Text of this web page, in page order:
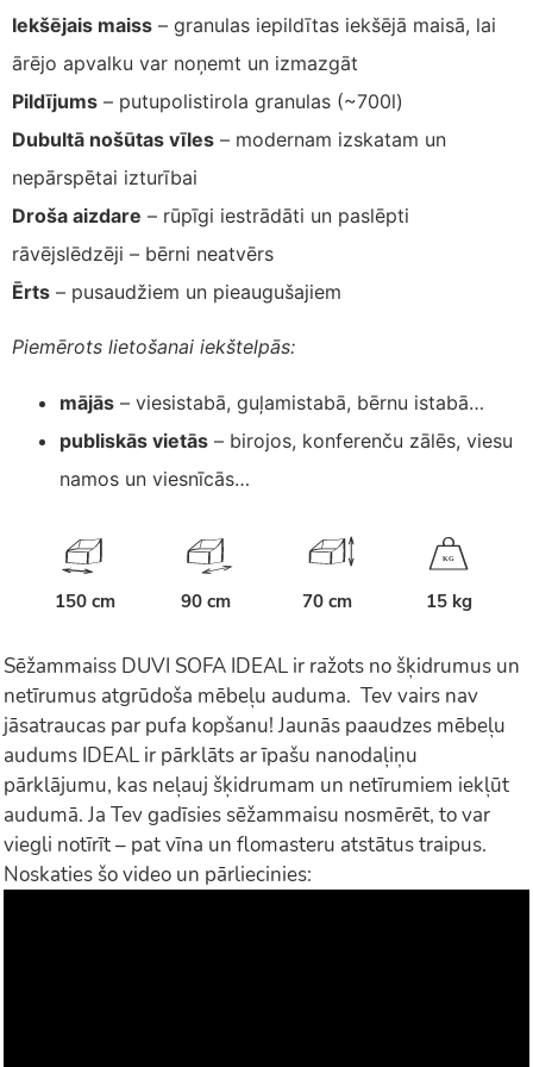
Iekšējais maiss – granulas iepildītas iekšējā maisā, lai
ārējo apvalku var noņemt un izmazgāt
Pildījums – putupolistirola granulas (~700l)
Dubultā nošūtas vīles – modernam izskatam un
nepārspētai izturībai
Droša aizdare – rūpīgi iestrādāti un paslēpti
rāvējslēdzēji – bērni neatvērs
Ērts – pusaudžiem un pieaugušajiem
Piemērots lietošanai iekštelpās:
mājās – viesistabā, guļamistabā, bērnu istabā…
publiskās vietās – birojos, konferenču zālēs, viesu
namos un viesnīcās…
150 cm 90 cm 70 cm
KG
15 kg
Sēžammaiss DUVI SOFA IDEAL ir ražots no šķidrumus un
netīrumus atgrūdoša mēbeļu auduma. Tev vairs nav
jāsatraucas par pufa kopšanu! Jaunās paaudzes mēbeļu
audums IDEAL ir pārklāts ar īpašu nanodaļiņu
pārklājumu, kas neļauj šķidrumam un netīrumiem iekļūt
audumā. Ja Tev gadīsies sēžammaisu nosmērēt, to var
viegli notīrīt – pat vīna un flomasteru atstātus traipus.
Noskaties šo video un pārliecinies: